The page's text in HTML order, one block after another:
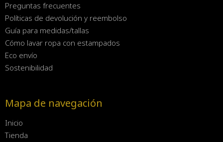
Preguntas frecuentes
Políticas de devolución y reembolso
Guía para medidas/tallas
Cómo lavar ropa con estampados
Eco envío
Sostenibilidad
Mapa de navegación
Inicio
Tienda